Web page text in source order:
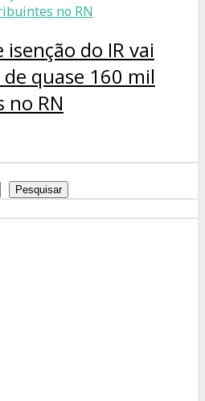
do IR vai
quase 160 mil
RN
Pesquisar